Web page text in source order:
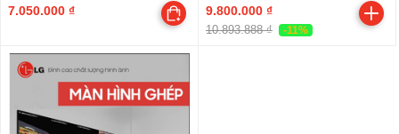
7.050.000 ₫
9.800.000 ₫
10.893.888 ₫ -11%